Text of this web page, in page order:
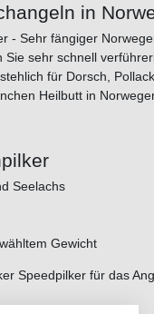
in
- Sehr fängiger
sehr schnell
für Dorsch,
Heilbutt in
Seelachs
Gewicht
Speedpilker für das